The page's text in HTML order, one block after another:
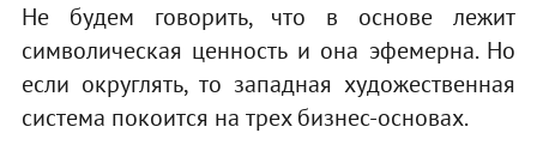
Не будем говорить, что в основе лежит
символическая ценность и она эфемерна. Но
если округлять, то западная художественная
система покоится на трех бизнес-основах.